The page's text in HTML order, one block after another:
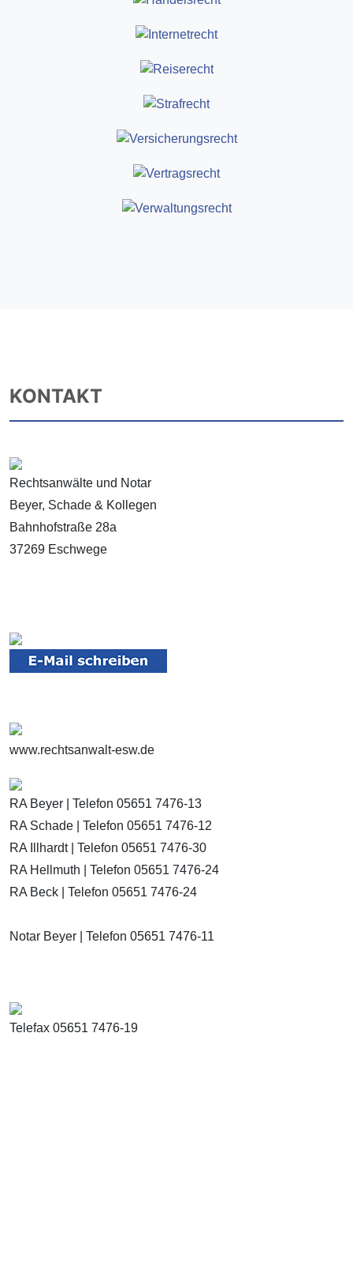
KONTAKT
Rechtsanwälte und Notar
Beyer, Schade & Kollegen
Bahnhofstraße 28a
37269 Eschwege
www.rechtsanwalt-esw.de
RA Beyer | Telefon 05651 7476-13
RA Schade | Telefon 05651 7476-12
RA Illhardt | Telefon 05651 7476-30
RA Hellmuth | Telefon 05651 7476-24
RA Beck | Telefon 05651 7476-24
Notar Beyer | Telefon 05651 7476-11
Telefax 05651 7476-19